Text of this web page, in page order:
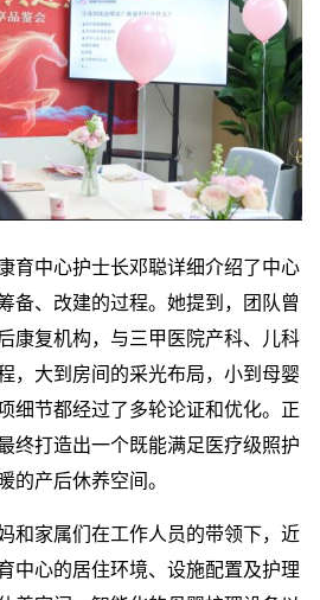
中心护士长邓聪详细介绍了中心
备、改建的过程。她提到，团队曾
康复机构，与三甲医院产科、儿科
，大到房间的采光布局，小到母婴
细节都经过了多轮论证和优化。正
终打造出一个既能满足医疗级照护
的产后休养空间。
家属们在工作人员的带领下，近
中心的居住环境、设施配置及护理